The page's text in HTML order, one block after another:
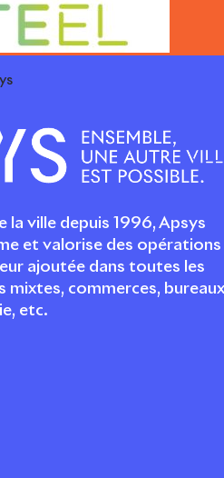
la ville depuis 1996, Apsys
et valorise des opérations
ajoutée dans toutes les
mixtes, commerces,
etc.